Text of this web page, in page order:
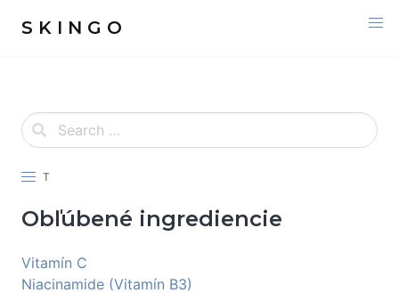
S K I N G O
T
Obľúbené ingrediencie
Vitamín C
Niacinamide (Vitamín B3)